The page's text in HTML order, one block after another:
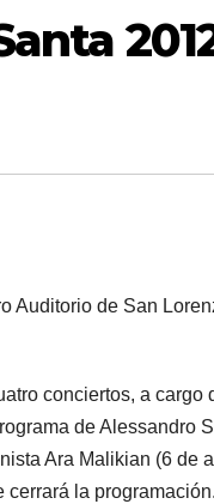
Auditorio de San
conciertos, a
de Alessandro
Ara Malikian (6 de
cerrará la programación.